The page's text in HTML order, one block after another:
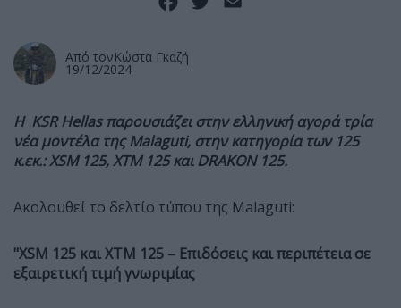
Από τονΚώστα Γκαζή
19/12/2024
Η KSR Hellas παρουσιάζει στην ελληνική αγορά τρία
νέα μοντέλα της Malaguti, στην κατηγορία των 125
κ.εκ.: XSM 125, XTM 125 και DRAKON 125.
Ακολουθεί το δελτίο τύπου της Malaguti:
"XSM 125 και XTM 125 – Επιδόσεις και περιπέτεια σε
εξαιρετική τιμή γνωριμίας